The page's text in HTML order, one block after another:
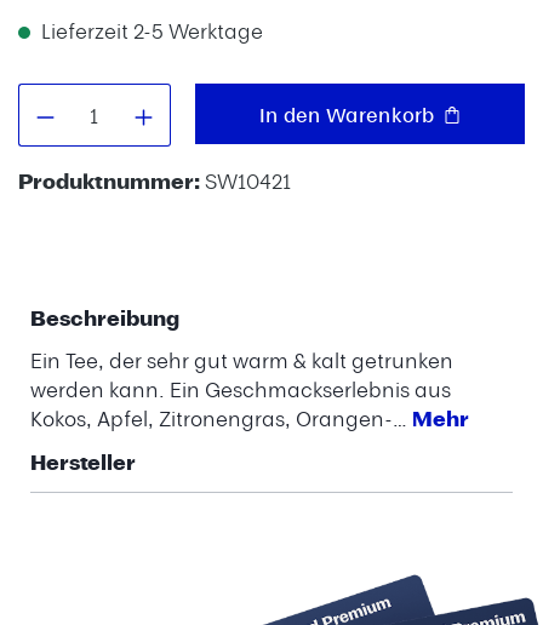
Lieferzeit 2-5 Werktage
Produkt Anzahl: Gib denIn den Warenkorb
Produktnummer:SW10421
Beschreibung
Ein Tee, der sehr gut warm & kalt getrunken
werden kann. Ein Geschmackserlebnis aus
Kokos, Apfel, Zitronengras, Orangen-… Mehr
Hersteller